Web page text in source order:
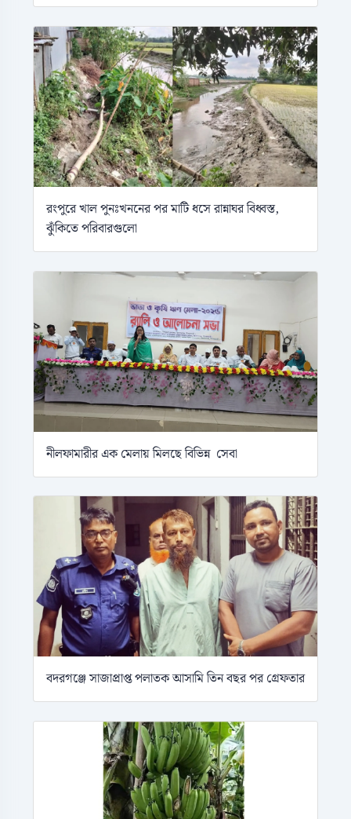
রংপুরে খাল পুনঃখননের পর মাটি ধসে রান্নাঘর বিধ্বস্ত,
ঝুঁকিতে পরিবারগুলো
নীলফামারীর এক মেলায় মিলছে বিভিন্ন সেবা
বদরগঞ্জে সাজাপ্রাপ্ত পলাতক আসামি তিন বছর পর গ্রেফতার